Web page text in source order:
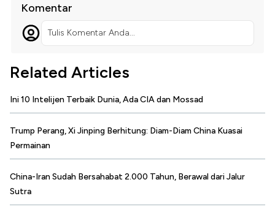
Komentar
Tulis Komentar Anda...
Related Articles
Ini 10 Intelijen Terbaik Dunia, Ada CIA dan Mossad
Trump Perang, Xi Jinping Berhitung: Diam-Diam China Kuasai
Permainan
China-Iran Sudah Bersahabat 2.000 Tahun, Berawal dari Jalur
Sutra